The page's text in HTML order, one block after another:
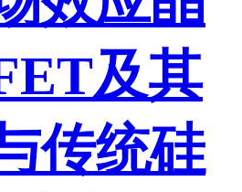
及其
传统硅